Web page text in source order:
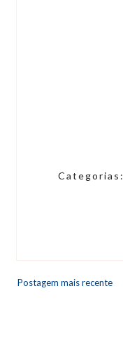
Categorias:
Postagem mais recente